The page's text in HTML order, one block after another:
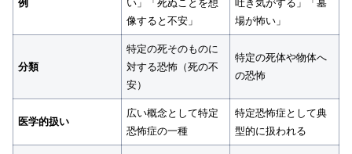
例
い」「死ぬことを想
像すると不安」
吐き気がする」「墓
場が怖い」
分類
特定の死そのものに
対する恐怖（死の不
安）
特定の死体や物体へ
の恐怖
医学的扱い
広い概念として特定
恐怖症の一種
特定恐怖症として典
型的に扱われる